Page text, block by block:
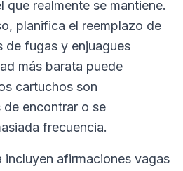
que realmente se mantiene.
planifica el reemplazo de
de fugas y enjuagues
más barata puede
cartuchos son
encontrar o se
frecuencia.
incluyen afirmaciones vagas